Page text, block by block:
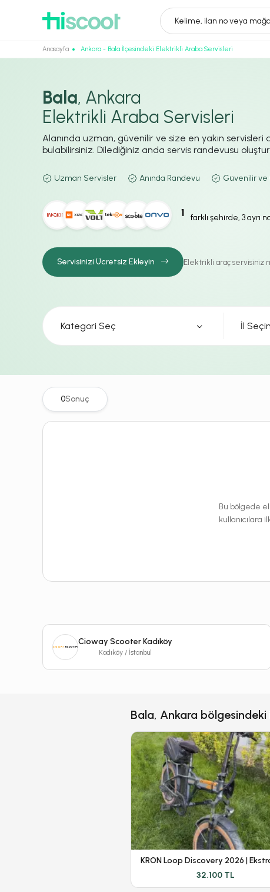
Kelime, ilan no veya
Anasayfa Ankara - Bala İlçesindeki Elektrikli Araba Servisleri
Bala, Ankara
Elektrikli Araba Servisleri
Alanında uzman, güvenilir ve size en yakın servisleri
bulabilirsiniz. Dilediğiniz anda servis randevusu
Uzman Servisler Anında Randevu Güvenilir ve
1 farklı şehirde, 3 ayrı
Servisinizi Ücretsiz Ekleyin Elektrikli araç servisiniz
Kategori Seç
0Sonuç
Bu bölgede
kullanıcılara
Cioway Scooter Kadıköy
Kadıköy / İstanbul
Bala, Ankara bölgesindeki
32.100 TL